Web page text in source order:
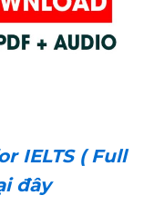
IELTS ( Full
đây